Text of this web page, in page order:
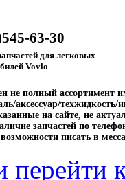
63-30
для легковых
Vovlo
не полный ассортимент
аксессуар/техжидкость/
на сайте, не
запчастей по
писать в
перейти